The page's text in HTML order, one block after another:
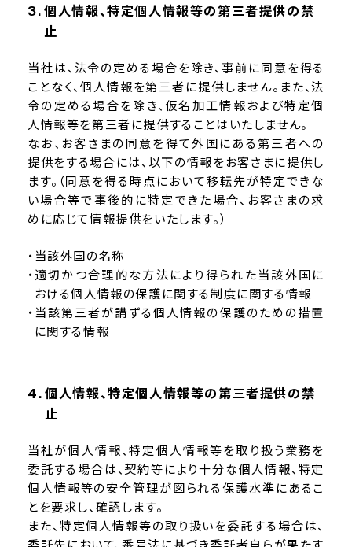
個人情報、特定個人情報等の第三者提供の禁
止
当社は、法令の定める場合を除き、事前に同意を得る
ことなく、個人情報を第三者に提供しません。また、法
令の定める場合を除き、仮名加工情報および特定個
人情報等を第三者に提供することはいたしません。
なお、お客さまの同意を得て外国にある第三者への
提供をする場合には、以下の情報をお客さまに提供し
ます。（同意を得る時点において移転先が特定できな
い場合等で事後的に特定できた場合、お客さまの求
めに応じて情報提供をいたします。）
当該外国の名称
適切かつ合理的な方法により得られた当該外国に
おける個人情報の保護に関する制度に関する情報
当該第三者が講ずる個人情報の保護のための措置
に関する情報
個人情報、特定個人情報等の第三者提供の禁
止
当社が個人情報、特定個人情報等を取り扱う業務を
委託する場合は、契約等により十分な個人情報、特定
個人情報等の安全管理が図られる保護水準にあるこ
とを要求し、確認します。
また、特定個人情報等の取り扱いを委託する場合は、